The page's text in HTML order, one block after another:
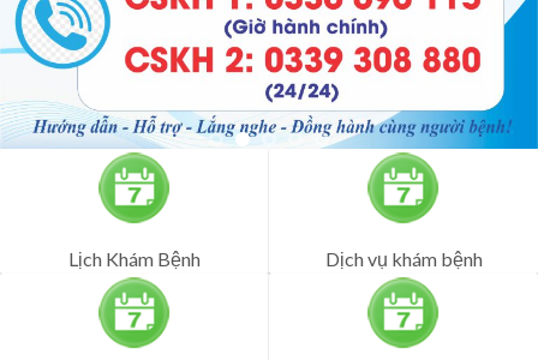
Lịch Khám Bệnh Dịch vụ khám bệnh
Đăng ký khám bệnh Giải đáp tư vấn
TIN TỨC NỔI BẬT